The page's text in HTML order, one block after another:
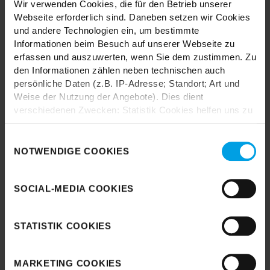
Wir verwenden Cookies, die für den Betrieb unserer
Webseite erforderlich sind. Daneben setzen wir Cookies
und andere Technologien ein, um bestimmte
Informationen beim Besuch auf unserer Webseite zu
erfassen und auszuwerten, wenn Sie dem zustimmen. Zu
den Informationen zählen neben technischen auch
persönliche Daten (z.B. IP-Adresse; Standort; Art und
Weise der Nutzung der Angebote). Dies dient
verschiedenen Zwecken: Statistik Cookies helfen uns zu
anonymisiert für statistische Zwecke auszuwerten.
Marketing Cookies helfen uns, Ihnen personalisierte
es, eine Verbindung zu sozialen Netzwerken aufzubauen,
Kategorien sie neben den notwendigen Cookies zulassen
NOTWENDIGE COOKIES
SOCIAL-MEDIA COOKIES
STATISTIK COOKIES
MARKETING COOKIES
Durch das Laden akzeptieren Sie die
Datenschutzbestimmungen von Google.